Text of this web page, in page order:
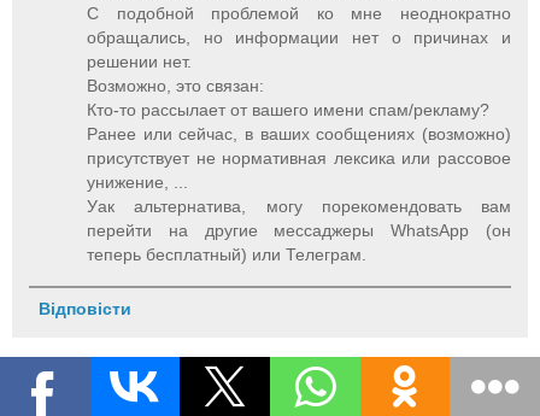
С подобной проблемой ко мне неоднократно
обращались, но информации нет о причинах и
решении нет.
Возможно, это связан:
Кто-то рассылает от вашего имени спам/рекламу?
Ранее или сейчас, в ваших сообщениях (возможно)
присутствует не нормативная лексика или рассовое
унижение, ...
Уак альтернатива, могу порекомендовать вам
перейти на другие мессаджеры WhatsApp (он
теперь бесплатный) или Телеграм.
Відповісти
Unknown 14 лют. 2016 р., 19:53:00